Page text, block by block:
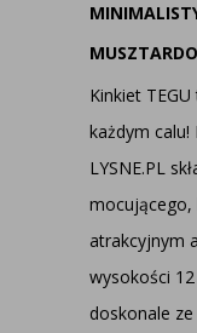
Kinkiet TEGU
każdym
LYSNE.PL
mocującego,
atrakcyjnym
wysokości
doskonale